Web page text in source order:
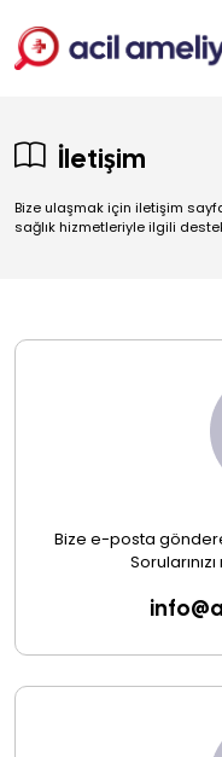
İletişim
Bize ulaşmak için iletişim
sağlık hizmetleriyle ilgili
Bize e-posta